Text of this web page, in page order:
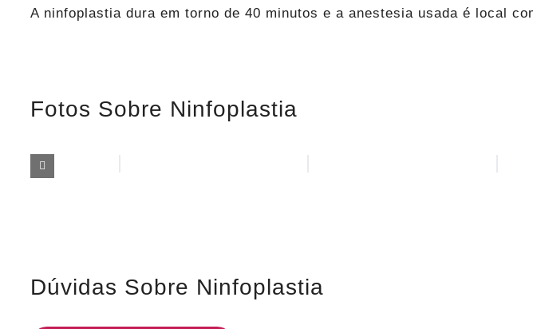
A ninfoplastia dura em torno de 40 minutos e a anestesia usada é local
Fotos Sobre Ninfoplastia
Dúvidas Sobre Ninfoplastia